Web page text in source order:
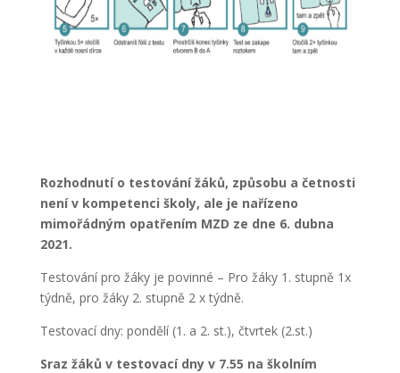
Rozhodnutí o testování žáků, způsobu a četnosti
není v kompetenci školy, ale je nařízeno
mimořádným opatřením MZD ze dne 6. dubna
2021.
Testování pro žáky je povinné – Pro žáky 1. stupně 1x
týdně, pro žáky 2. stupně 2 x týdně.
Testovací dny: pondělí (1. a 2. st.), čtvrtek (2.st.)
Sraz žáků v testovací dny v 7.55 na školním